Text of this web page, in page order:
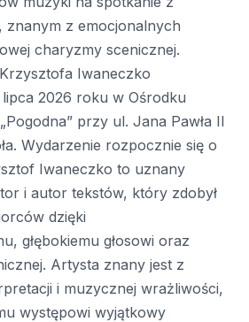
znanym z emocjonalnych
charyzmy scenicznej.
Iwaneczko
2026 roku w Ośrodku
przy ul. Jana Pawła II
Wydarzenie rozpocznie się o
Iwaneczko to uznany
i autor tekstów, który zdobył
dzięki
głębokiemu głosowi oraz
Artysta znany jest z
i muzycznej wrażliwości,
występowi wyjątkowy